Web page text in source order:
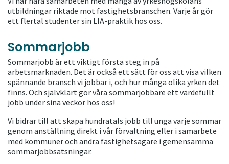
utbildningar riktade mot fastighetsbranschen. Varje år gör
ett flertal studenter sin LIA-praktik hos oss.
Sommarjobb
Sommarjobb är ett viktigt första steg in på
arbetsmarknaden. Det är också ett sätt för oss att visa vilken
spännande bransch vi jobbar i, och hur många olika yrken det
finns. Och självklart gör våra sommarjobbare ett värdefullt
jobb under sina veckor hos oss!
Vi bidrar till att skapa hundratals jobb till unga varje sommar
genom anställning direkt i vår förvaltning eller i samarbete
med kommuner och andra fastighetsägare i gemensamma
sommarjobbsatsningar.